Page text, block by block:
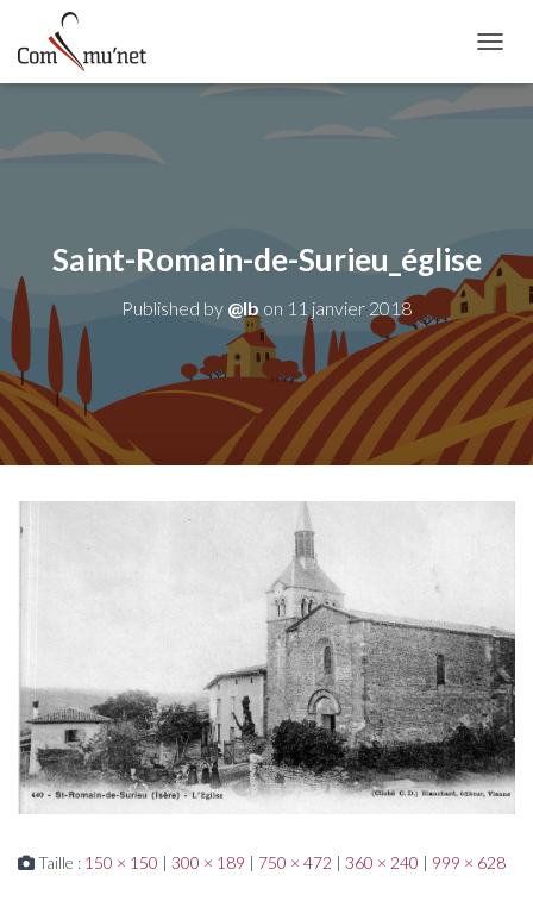
Saint-Romain-de-Surieu_église
Published by @lb on 11 janvier 2018
Taille : 150 × 150 | 300 × 189 | 750 × 472 | 360 × 240 | 999 × 628